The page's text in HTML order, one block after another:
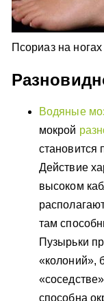
Псориаз на ногах
Водяные
мокрой
становится
Действие
высоком
там
Пузырьки
«колоний»,
способна